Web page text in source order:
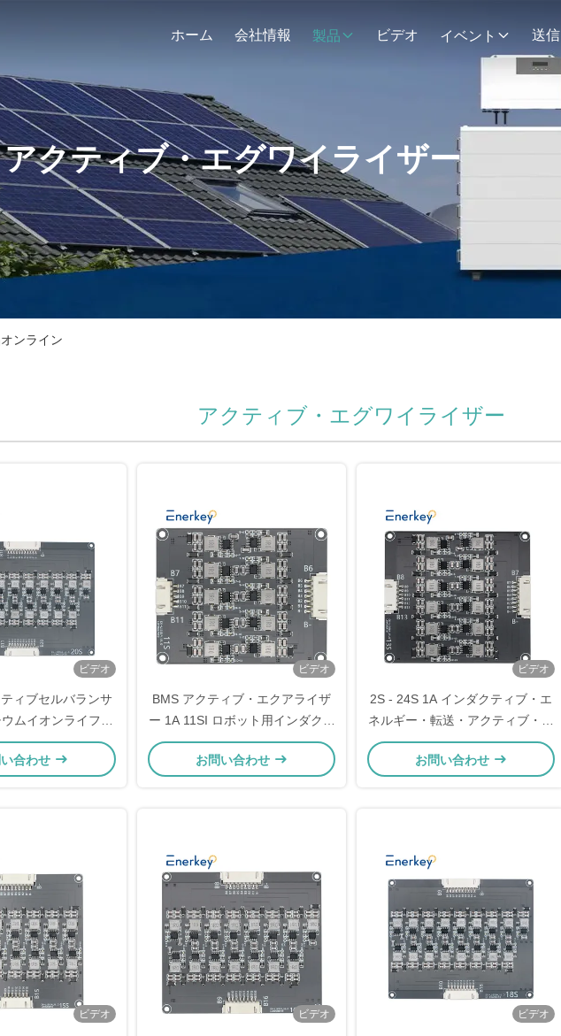
ホーム 会社情報 製品 ビデオ イベント 送信
アクティブ・エグワイライザー
ンライン
アクティブ・エグワイライザー
ビデオ
ィブセルバランサ
ムイオンライフポ
ー用電池均衡器
合わせ
ビデオ
BMS アクティブ・エクアライザ
ー 1A 11SI ロボット用インダクテ
ィブ・リチウム・イオン/ライフ
ポ4 バッテリーバランサー
お問い合わせ
ビデオ
2S - 24S 1A インダクティブ・エ
ネルギー・転送・アクティブ・エ
クワライザー 3.7V Lipo / 3.2V
Lifepo4 バッテリーパック
お問い合わせ
ビデオ ビデオ ビデオ